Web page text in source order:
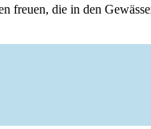
freuen, die in den